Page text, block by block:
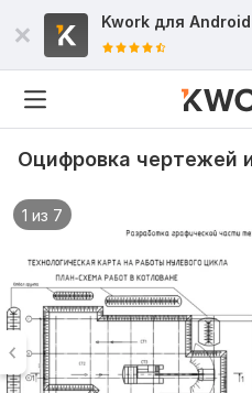
Kwork для Android
Оцифровка чертежей
1 из 7